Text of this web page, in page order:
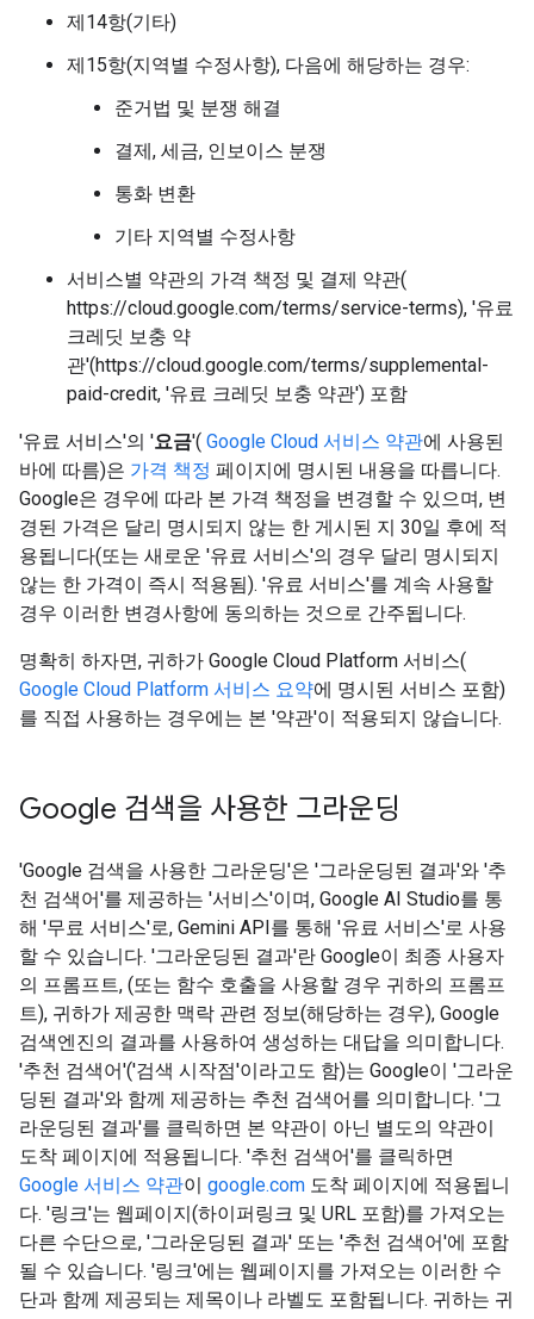
제14항(기타)
제15항(지역별 수정사항), 다음에 해당하는 경우:
준거법 및 분쟁 해결
결제, 세금, 인보이스 분쟁
통화 변환
기타 지역별 수정사항
서비스별 약관의 가격 책정 및 결제 약관(
https://cloud.google.com/terms/service-terms), '유료
크레딧 보충 약
관'(https://cloud.google.com/terms/supplemental-
paid-credit, '유료 크레딧 보충 약관') 포함
'유료 서비스'의 '요금'( Google Cloud 서비스 약관에 사용된
바에 따름)은 가격 책정 페이지에 명시된 내용을 따릅니다.
Google은 경우에 따라 본 가격 책정을 변경할 수 있으며, 변
경된 가격은 달리 명시되지 않는 한 게시된 지 30일 후에 적
용됩니다(또는 새로운 '유료 서비스'의 경우 달리 명시되지
않는 한 가격이 즉시 적용됨). '유료 서비스'를 계속 사용할
경우 이러한 변경사항에 동의하는 것으로 간주됩니다.
명확히 하자면, 귀하가 Google Cloud Platform 서비스(
Google Cloud Platform 서비스 요약에 명시된 서비스 포함)
를 직접 사용하는 경우에는 본 '약관'이 적용되지 않습니다.
Google 검색을 사용한 그라운딩​​
'Google 검색을 사용한 그라운딩'은 '그라운딩된 결과'와 '추
천 검색어'를 제공하는 '서비스'이며, Google AI Studio를 통
해 '무료 서비스'로, Gemini API를 통해 '유료 서비스'로 사용
할 수 있습니다. '그라운딩된 결과'란 Google이 최종 사용자
의 프롬프트, (또는 함수 호출을 사용할 경우 귀하의 프롬프
트), 귀하가 제공한 맥락 관련 정보(해당하는 경우), Google
검색엔진의 결과를 사용하여 생성하는 대답을 의미합니다.
'추천 검색어'('검색 시작점'이라고도 함)는 Google이 '그라운
딩된 결과'와 함께 제공하는 추천 검색어를 의미합니다. '그
라운딩된 결과'를 클릭하면 본 약관이 아닌 별도의 약관이
도착 페이지에 적용됩니다. '추천 검색어'를 클릭하면
Google 서비스 약관이 google.com 도착 페이지에 적용됩니
다. '링크'는 웹페이지(하이퍼링크 및 URL 포함)를 가져오는
다른 수단으로, '그라운딩된 결과' 또는 '추천 검색어'에 포함
될 수 있습니다. '링크'에는 웹페이지를 가져오는 이러한 수
단과 함께 제공되는 제목이나 라벨도 포함됩니다. 귀하는 귀